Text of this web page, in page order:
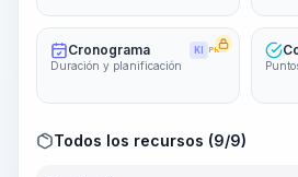
Cronograma KI PRO
Duración y planificación
Todos los recursos (9/9)